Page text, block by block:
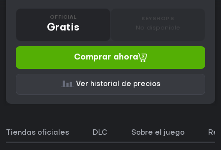
OFFICIAL
Gratis No disponible
Comprar ahora
Ver historial de precios
Tiendas oficiales DLC Sobre el juego